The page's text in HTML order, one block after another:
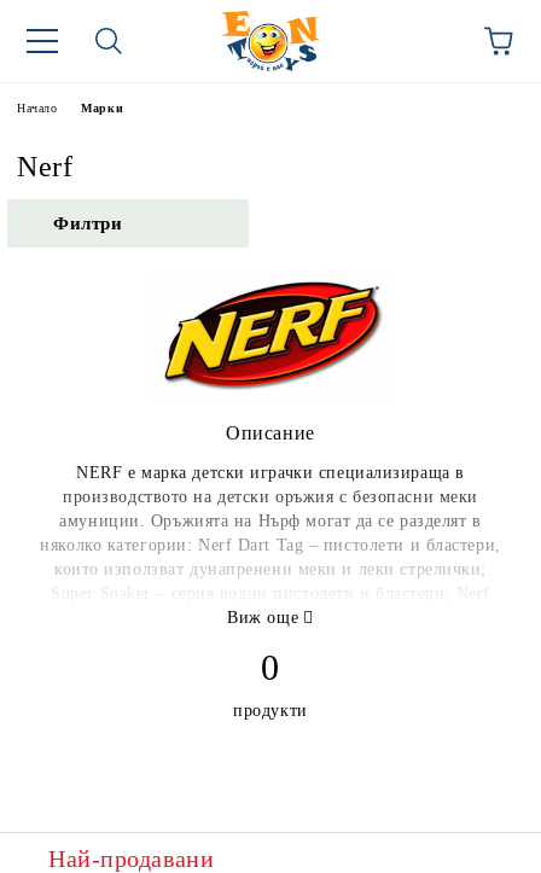
Начало Марки
Nerf
Филтри
Описание
NERF е марка детски играчки специализираща в
производството на детски оръжия с безопасни меки
амуниции. Оръжията на Нърф могат да се разделят в
няколко категории: Nerf Dart Tag – пистолети и бластери,
които използват дунапренени меки и леки стрелички;
Super Soaker – серия водни пистолети и бластери; Nerf
Rebelle - серия насочена към момичетата.
http://www.hasbro.com/
Виж още
0
продукти
Най-продавани